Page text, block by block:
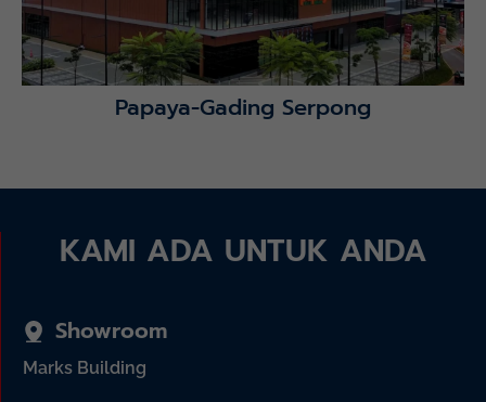
Papaya-Gading Serpong
KAMI ADA UNTUK ANDA
Showroom
Marks Building